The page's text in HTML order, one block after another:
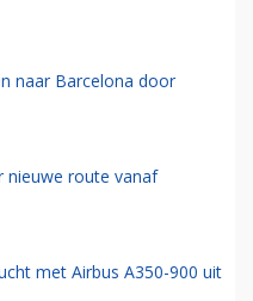
naar Barcelona door
nieuwe route vanaf
met Airbus A350-900 uit